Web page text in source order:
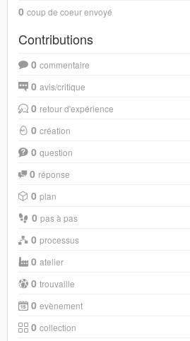
0 coup de coeur envoyé
Contributions
0 commentaire
0 avis/critique
0 retour d'expérience
0 création
0 question
0 réponse
0 plan
0 pas à pas
0 processus
0 atelier
0 trouvaille
0 evènement
0 collection